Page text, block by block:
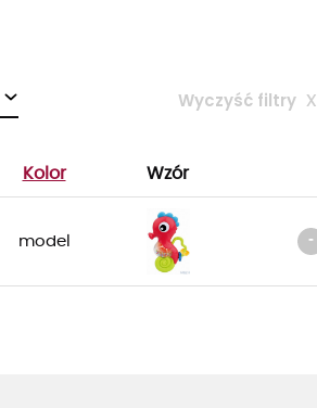
Wyczyść filtry x
Kolor Wzór
model -